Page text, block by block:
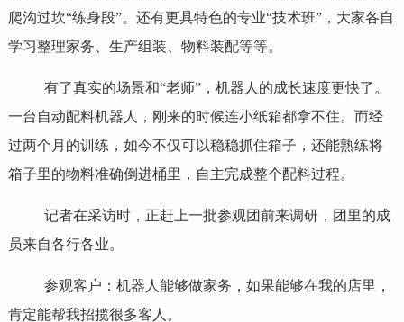
爬沟过坎“练身段”。还有更具特色的专业“技术班”，大家各自
学习整理家务、生产组装、物料装配等等。
有了真实的场景和“老师”，机器人的成长速度更快了。
一台自动配料机器人，刚来的时候连小纸箱都拿不住。而经
过两个月的训练，如今不仅可以稳稳抓住箱子，还能熟练将
箱子里的物料准确倒进桶里，自主完成整个配料过程。
记者在采访时，正赶上一批参观团前来调研，团里的成
员来自各行各业。
参观客户：机器人能够做家务，如果能够在我的店里，
肯定能帮我招揽很多客人。